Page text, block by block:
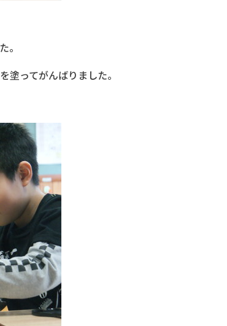
。
塗ってがんばりました。